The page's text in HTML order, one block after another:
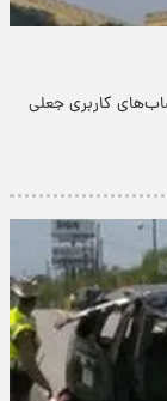
کاربری جعلی